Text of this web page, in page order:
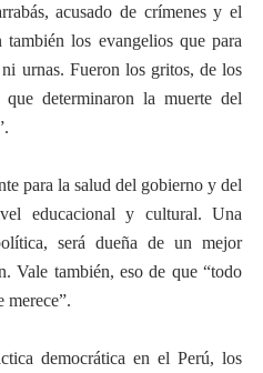
acusado de crímenes y el
también los evangelios que para
urnas. Fueron los gritos, de los
determinaron la muerte del
para la salud del gobierno y del
educacional y cultural. Una
será dueña de un mejor
Vale también, eso de que “todo
merece”.
democrática en el Perú, los